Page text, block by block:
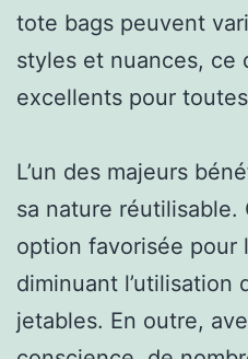
tote bags peuvent
styles et nuances, ce
excellents pour
L’un des majeurs
sa nature réutilisable.
option favorisée pour
diminuant l’utilisation
jetables. En outre,